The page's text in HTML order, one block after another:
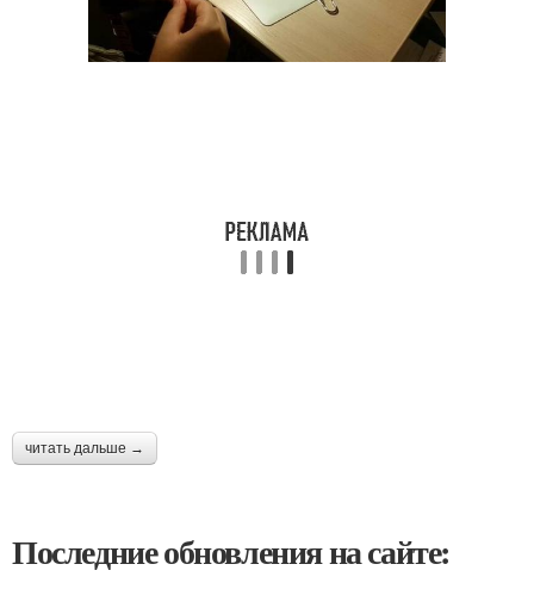
читать дальше →
Последние обновления на сайте: